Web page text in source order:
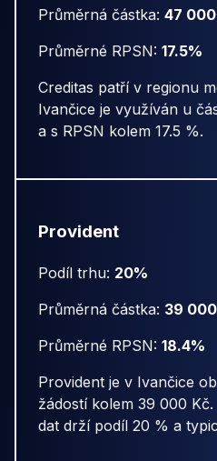
Průměrná částka: 47
Průměrné RPSN: 17.5%
Creditas patří v regionu
Ivančice je využíván u
a s RPSN kolem 17.5 %.
Provident
Podíl trhu: 20%
Průměrná částka: 39
Průměrné RPSN: 18.4%
Provident je v Ivančice
žádostí kolem 39 000
dat drží podíl 20 % a